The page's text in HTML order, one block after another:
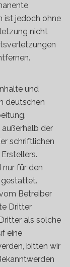
ist jedoch ohne
nicht
und
deutschen
der
schriftlichen
nur für den
gestattet.
Betreiber
Dritter
als solche
eine
bitten wir